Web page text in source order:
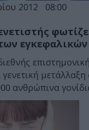
2012 08:00
γενετική
ανθρώπινα